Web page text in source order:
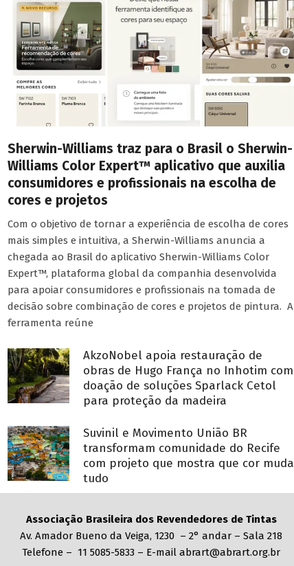
Sherwin-Williams traz para o Brasil o Sherwin-
Williams Color Expert™ aplicativo que auxilia
consumidores e profissionais na escolha de
cores e projetos
Com o objetivo de tornar a experiência de escolha de cores
mais simples e intuitiva, a Sherwin-Williams anuncia a
chegada ao Brasil do aplicativo Sherwin-Williams Color
Expert™, plataforma global da companhia desenvolvida
para apoiar consumidores e profissionais na tomada de
decisão sobre combinação de cores e projetos de pintura. A
ferramenta reúne
AkzoNobel apoia restauração de
obras de Hugo França no Inhotim com
doação de soluções Sparlack Cetol
para proteção da madeira
Suvinil e Movimento União BR
transformam comunidade do Recife
com projeto que mostra que cor muda
tudo
Associação Brasileira dos Revendedores de Tintas
Av. Amador Bueno da Veiga, 1230 – 2° andar – Sala 218
Telefone – 11 5085-5833 – E-mail abrart@abrart.org.br